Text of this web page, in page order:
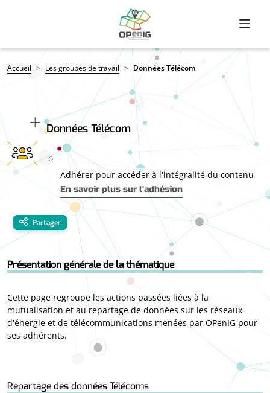
Fil d'Ariane
Accueil Les groupes de travail Données Télécom
Données Télécom
Adhérer pour accéder à l'intégralité du contenu
En savoir plus sur l'adhésion
Partager
Présentation générale de la thématique
Cette page regroupe les actions passées liées à la
mutualisation et au repartage de données sur les réseaux
d'énergie et de télécommunications menées par OPenIG pour
ses adhérents.
Repartage des données Télécoms